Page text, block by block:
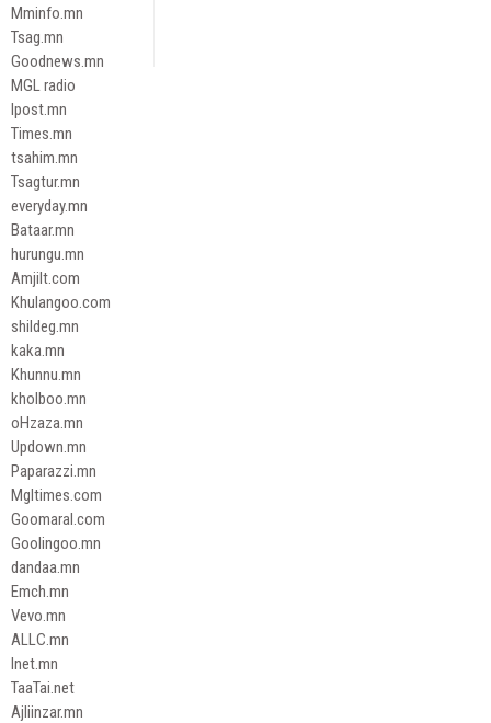
Mminfo.mn
Tsag.mn
Goodnews.mn
MGL radio
Ipost.mn
Times.mn
tsahim.mn
Tsagtur.mn
everyday.mn
Bataar.mn
hurungu.mn
Amjilt.com
Khulangoo.com
shildeg.mn
kaka.mn
Khunnu.mn
kholboo.mn
oHzaza.mn
Updown.mn
Paparazzi.mn
Mgltimes.com
Goomaral.com
Goolingoo.mn
dandaa.mn
Emch.mn
Vevo.mn
ALLC.mn
Inet.mn
TaaTai.net
Ajliinzar.mn